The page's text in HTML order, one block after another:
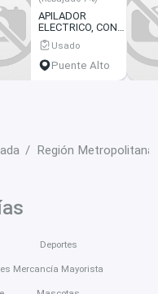
APILADOR
ELECTRICO, CON
UNA BATERIA Y UN
CARGADOR
Usado
Puente Alto
Región Metropolitana
Deportes
Mercancía Mayorista